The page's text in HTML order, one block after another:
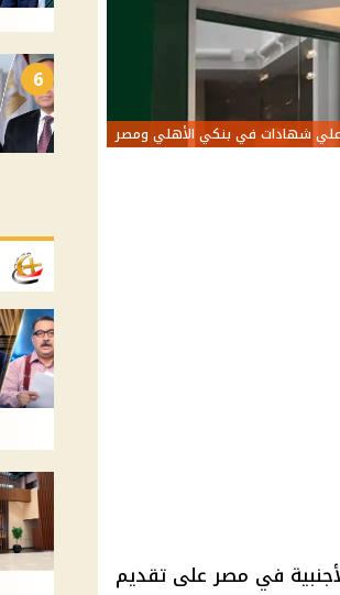
شهادات في بنكي الأهلي ومصر
في مصر على تقديم
6